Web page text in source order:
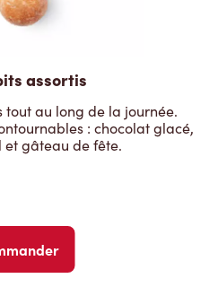
assortis
au long de la journée.
: chocolat glacé,
gâteau de fête.